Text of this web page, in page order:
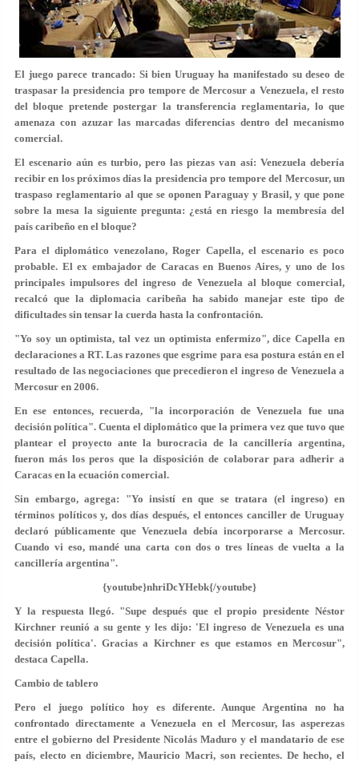
El juego parece trancado: Si bien Uruguay ha manifestado su deseo de
traspasar la presidencia pro tempore de Mercosur a Venezuela, el resto
del bloque pretende postergar la transferencia reglamentaria, lo que
amenaza con azuzar las marcadas diferencias dentro del mecanismo
comercial.
El escenario aún es turbio, pero las piezas van así: Venezuela debería
recibir en los próximos días la presidencia pro tempore del Mercosur, un
traspaso reglamentario al que se oponen Paraguay y Brasil, y que pone
sobre la mesa la siguiente pregunta: ¿está en riesgo la membresía del
país caribeño en el bloque?
Para el diplomático venezolano, Roger Capella, el escenario es poco
probable. El ex embajador de Caracas en Buenos Aires, y uno de los
principales impulsores del ingreso de Venezuela al bloque comercial,
recalcó que la diplomacia caribeña ha sabido manejar este tipo de
dificultades sin tensar la cuerda hasta la confrontación.
"Yo soy un optimista, tal vez un optimista enfermizo", dice Capella en
declaraciones a RT. Las razones que esgrime para esa postura están en el
resultado de las negociaciones que precedieron el ingreso de Venezuela a
Mercosur en 2006.
En ese entonces, recuerda, "la incorporación de Venezuela fue una
decisión política". Cuenta el diplomático que la primera vez que tuvo que
plantear el proyecto ante la burocracia de la cancillería argentina,
fueron más los peros que la disposición de colaborar para adherir a
Caracas en la ecuación comercial.
Sin embargo, agrega: "Yo insistí en que se tratara (el ingreso) en
términos políticos y, dos días después, el entonces canciller de Uruguay
declaró públicamente que Venezuela debía incorporarse a Mercosur.
Cuando vi eso, mandé una carta con dos o tres líneas de vuelta a la
cancillería argentina".
{youtube}nhriDcYHebk{/youtube}
Y la respuesta llegó. "Supe después que el propio presidente Néstor
Kirchner reunió a su gente y les dijo: 'El ingreso de Venezuela es una
decisión política'. Gracias a Kirchner es que estamos en Mercosur",
destaca Capella.
Cambio de tablero
Pero el juego político hoy es diferente. Aunque Argentina no ha
confrontado directamente a Venezuela en el Mercosur, las asperezas
entre el gobierno del Presidente Nicolás Maduro y el mandatario de ese
país, electo en diciembre, Mauricio Macri, son recientes. De hecho, el